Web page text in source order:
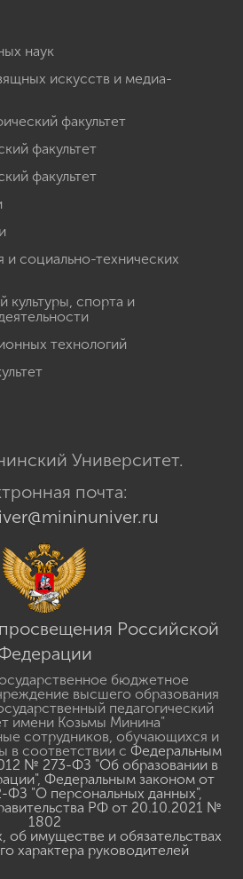
наук
искусств и медиа-
факультет
факультет
факультет
и социально-технических
культуры, спорта и
технологий
Университет.
почта:
Российской
бюджетное
высшего образования
педагогический
имени Козьмы Минина"
сотрудников, обучающихся и
в соответствии с Федеральным
№ 273-ФЗ "Об образовании в
, Федеральным законом от
ФЗ "О персональных данных",
РФ от 20.10.2021 №
1802
об имуществе и обязательствах
характера руководителей